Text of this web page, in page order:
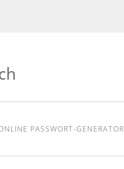
PASSWORT-GENERATOR